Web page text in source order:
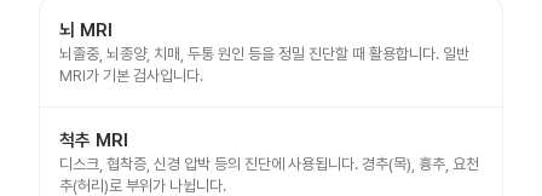
뇌 MRI
뇌졸중, 뇌종양, 치매, 두통 원인 등을 정밀 진단할 때 활용합니다. 일반
MRI가 기본 검사입니다.
척추 MRI
디스크, 협착증, 신경 압박 등의 진단에 사용됩니다. 경추(목), 흉추, 요천
추(허리)로 부위가 나뉩니다.